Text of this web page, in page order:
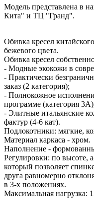
Модель представлена в
Кита" и ТЦ "Гранд".
Обивка кресел
бежевого цвета.
Обивка кресел
- Модные экокожи в
- Практически
заказ (2 категория);
- Полнокожное
программе (категория
- Элитные итальянские
фактур (4-6 кат).
Подлокотники: мягкие,
Материал каркаса - хром.
Наполнение -
Регулировки: по высоте,
который позволяет
друга равномерно
в 3-х положениях.
Максимальная нагрузка: